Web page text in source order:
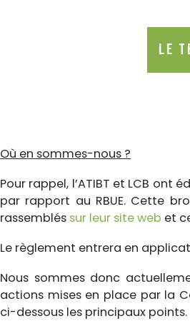
Le
Où en sommes-nous ?
Pour rappel, l’ATIBT et LCB ont
par rapport au RBUE. Cette
rassemblés sur leur site web et
Le règlement entrera en
Nous sommes donc
actions mises en place par la
ci-dessous les principaux points.